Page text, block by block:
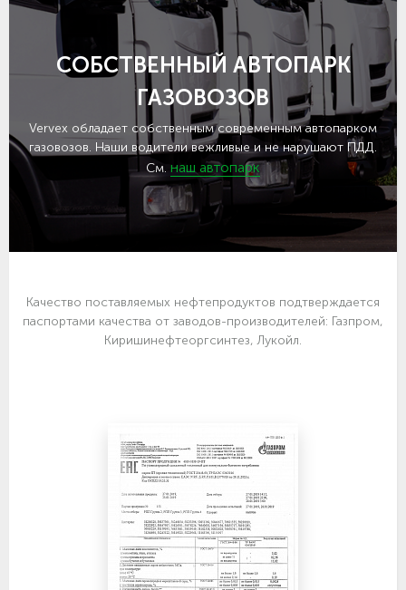
СОБСТВЕННЫЙ АВТОПАРК
ГАЗОВОЗОВ
Vervex обладает собственным современным автопарком
газовозов. Наши водители вежливые и не нарушают ПДД.
См. наш автопарк
Качество поставляемых нефтепродуктов подтверждается
паспортами качества от заводов-производителей: Газпром,
Киришинефтеоргсинтез, Лукойл.